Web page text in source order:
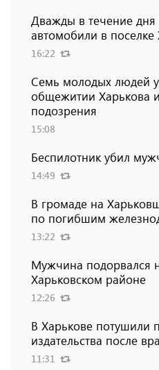
Дважды в течение дня
автомобили в поселке
16:22
Семь молодых людей
общежитии Харькова
подозрения
15:08
Беспилотник убил
14:49
В громаде на
по погибшим
13:22
Мужчина подорвался
Харьковском районе
12:26
В Харькове потушили
издательства после
11:31